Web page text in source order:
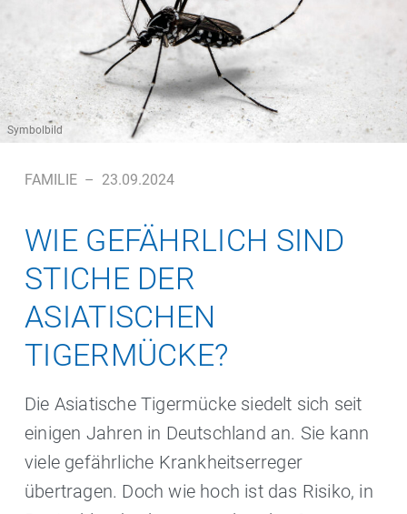
Symbolbild
FAMILIE – 23.09.2024
WIE GEFÄHRLICH SIND
STICHE DER
ASIATISCHEN
TIGERMÜCKE?
Die Asiatische Tigermücke siedelt sich seit
einigen Jahren in Deutschland an. Sie kann
viele gefährliche Krankheitserreger
übertragen. Doch wie hoch ist das Risiko, in